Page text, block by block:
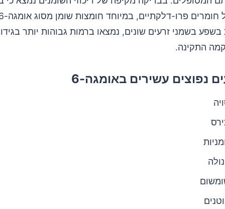
בשפע בשמני זרעים שונים, נמצאו ברמות גבוהות יותר
התקינה.
נפוצים עשירים באומגה-6